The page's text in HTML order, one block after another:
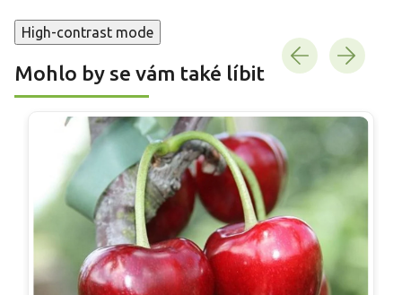
High-contrast mode
Mohlo by se vám také líbit